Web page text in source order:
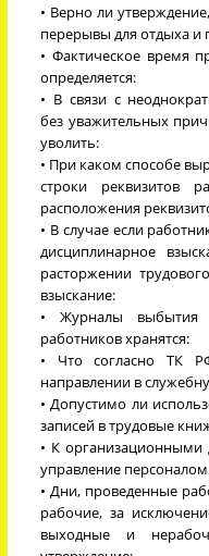
• Верно ли
перерывы для отдыха
• Фактическое время
определяется:
• В связи с
без уважительных
уволить:
• При каком способе
строки реквизитов
расположения
• В случае если
дисциплинарное
расторжении
взыскание:
• Журналы выбытия
работников хранятся:
• Что согласно ТК
направлении в
• Допустимо ли
записей в трудовые
• К
управление
• Дни, проведенные
рабочие, за
выходные и